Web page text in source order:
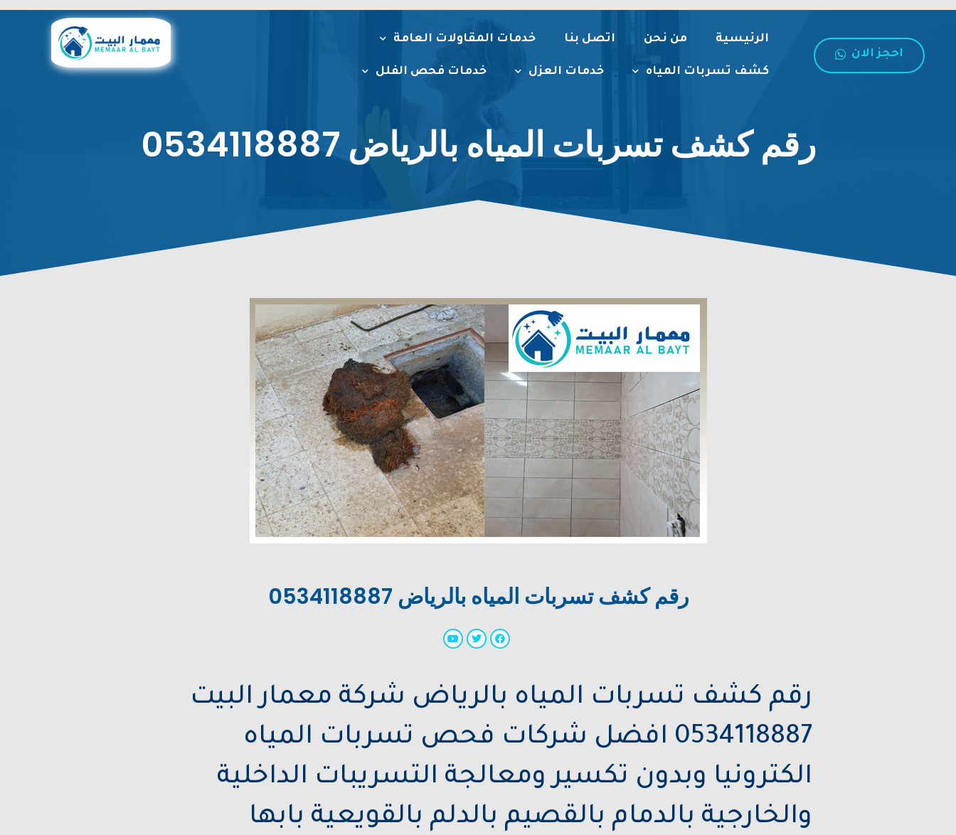
احجز الان
الرئيسية من نحن اتصل بنا خدمات المقاولات العامة
كشف تسربات المياه خدمات العزل خدمات فحص الفلل
رقم كشف تسربات المياه بالرياض 0534118887
رقم كشف تسربات المياه بالرياض 0534118887
رقم كشف تسربات المياه بالرياض شركة معمار البيت
0534118887 افضل شركات فحص تسربات المياه
الكترونيا وبدون تكسير ومعالجة التسريبات الداخلية
والخارجية بالدمام بالقصيم بالدلم بالقويعية بابها